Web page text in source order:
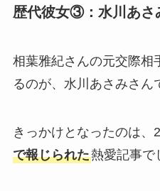
歴代彼女③：水川あさ
相葉雅紀さんの元交際相
るのが、水川あさみさん
きっかけとなったのは、
で報じられた熱愛記事で